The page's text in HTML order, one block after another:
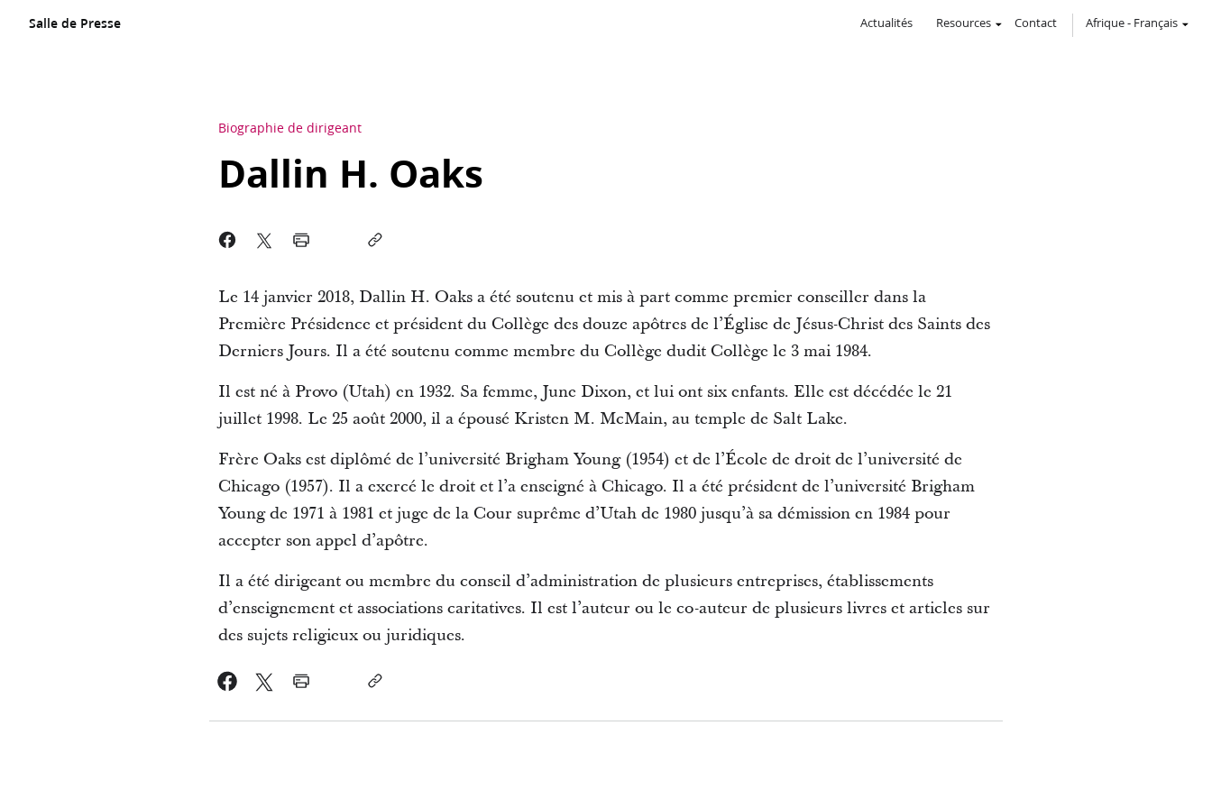
Salle de Presse Actualités Resources Contact Afrique- Français
Biographie de dirigeant
Dallin H. Oaks
Le 14 janvier 2018, Dallin H. Oaks a été soutenu et mis à part comme premier conseiller dans la
Première Présidence et président du Collège des douze apôtres de l’Église de Jésus-Christ des Saints des
Derniers Jours. Il a été soutenu comme membre du Collège dudit Collège le 3 mai 1984.
Il est né à Provo (Utah) en 1932. Sa femme, June Dixon, et lui ont six enfants. Elle est décédée le 21
juillet 1998. Le 25 août 2000, il a épousé Kristen M. McMain, au temple de Salt Lake.
Frère Oaks est diplômé de l’université Brigham Young (1954) et de l’École de droit de l’université de
Chicago (1957). Il a exercé le droit et l’a enseigné à Chicago. Il a été président de l’université Brigham
Young de 1971 à 1981 et juge de la Cour suprême d’Utah de 1980 jusqu’à sa démission en 1984 pour
accepter son appel d’apôtre.
Il a été dirigeant ou membre du conseil d’administration de plusieurs entreprises, établissements
d’enseignement et associations caritatives. Il est l’auteur ou le co-auteur de plusieurs livres et articles sur
des sujets religieux ou juridiques.